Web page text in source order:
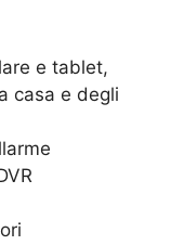
e tablet,
casa e degli